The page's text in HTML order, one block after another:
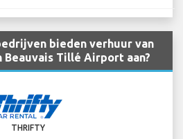
bieden verhuur van
Beauvais Tillé Airport aan?
THRIFTY